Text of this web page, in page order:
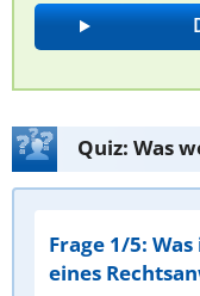
Quiz: Was
Frage 1/5:
eines